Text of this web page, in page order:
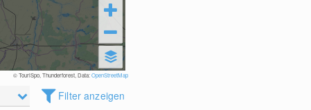
© TouriSpo, Thunderforest, Data:OpenStreetMap
Filter anzeigen